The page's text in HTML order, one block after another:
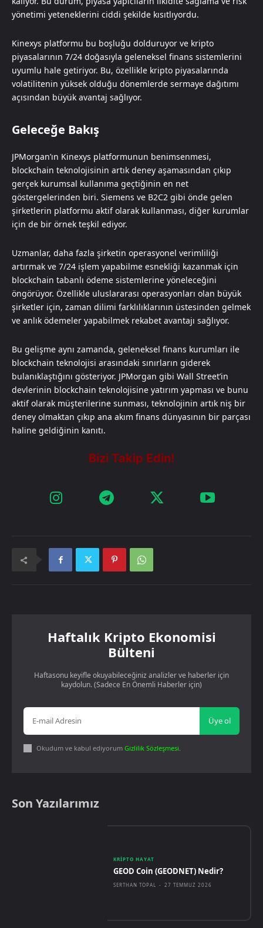
yönetimi yeteneklerini ciddi şekilde kısıtlıyordu.
Kinexys platformu bu boşluğu dolduruyor ve kripto
piyasalarının 7/24 doğasıyla geleneksel finans sistemlerini
uyumlu hale getiriyor. Bu, özellikle kripto piyasalarında
volatilitenin yüksek olduğu dönemlerde sermaye dağıtımı
açısından büyük avantaj sağlıyor.
Geleceğe Bakış
JPMorgan’ın Kinexys platformunun benimsenmesi,
blockchain teknolojisinin artık deney aşamasından çıkıp
gerçek kurumsal kullanıma geçtiğinin en net
göstergelerinden biri. Siemens ve B2C2 gibi önde gelen
şirketlerin platformu aktif olarak kullanması, diğer kurumlar
için de bir örnek teşkil ediyor.
Uzmanlar, daha fazla şirketin operasyonel verimliliği
artırmak ve 7/24 işlem yapabilme esnekliği kazanmak için
blockchain tabanlı ödeme sistemlerine yöneleceğini
öngörüyor. Özellikle uluslararası operasyonları olan büyük
şirketler için, zaman dilimi farklılıklarının üstesinden gelmek
ve anlık ödemeler yapabilmek rekabet avantajı sağlıyor.
Bu gelişme aynı zamanda, geleneksel finans kurumları ile
blockchain teknolojisi arasındaki sınırların giderek
bulanıklaştığını gösteriyor. JPMorgan gibi Wall Street’in
devlerinin blockchain teknolojisine yatırım yapması ve bunu
aktif olarak müşterilerine sunması, teknolojinin artık niş bir
deney olmaktan çıkıp ana akım finans dünyasının bir parçası
haline geldiğinin kanıtı.​​​​​​​​​​​​​​​​
Haftalık Kripto Ekonomisi
Bülteni
Haftasonu keyifle okuyabileceğiniz analizler ve haberler için
kaydolun. (Sadece En Önemli Haberler için)
Üye ol
Okudum ve kabul ediyorum Gizlilik Sözleşmesi.
Son Yazılarımız
KRIPTO HAYAT
GEOD Coin (GEODNET) Nedir?
SERTHAN TOPAL - 27 TEMMUZ 2026